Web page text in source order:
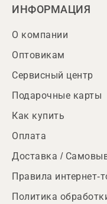
ИНФОРМАЦИЯ
О компании
Оптовикам
Сервисный центр
Подарочные карты
Как купить
Оплата
Доставка /
Правила интернет-
Политика